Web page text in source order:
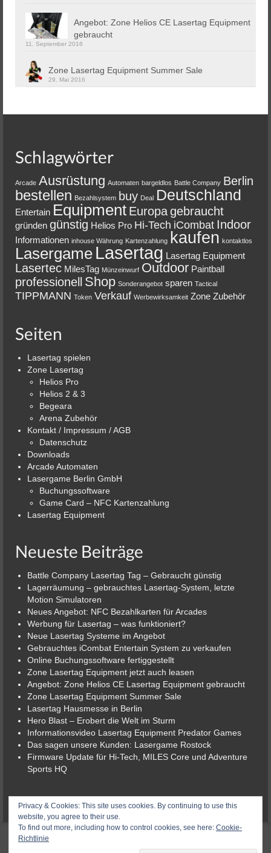
Angebot: Zone Helios CE Lasertag Equipment
gebraucht
11. September 2016
Zone Lasertag Equipment Summer Sale
29. Mai 2016
Schlagwörter
Arcade Ausrüstung Automaten bargeldlos Battle Company Berlin
bestellen Bezahlsystem buy Deal Deutschland
Entertain Equipment Europagebraucht
gründen günstig Helios Pro Hi-Tech iCombat Indoor
Informationen inhouse Währung Kartenzahlung kaufen kontaktlos
Lasergame Lasertag Lasertag Equipment
Lasertec MilesTag Münzeinwurf Outdoor Paintball
professionell Shop Sonderangebot sparen Tactical
TIPPMANN Token Verkauf Werbewirksamkeit Zone Zubehör
Seiten
Lasertag spielen
Zone Lasertag
Helios Pro
Helios 2 & 3
Begeara
Arena Zubehör
Kontakt / Impressum / AGB
Datenschutz
Downloads
Arcade Automaten
Lasergame Berlin GmbH
Buchungssoftware
Game Card – NFC Kartenzahlung
Lasertag Equipment
Neueste Beiträge
Battle Company Lasertag Tag – Gebraucht günstig
Lagerräumung – gebrauchtes Lasertag-System, letzte
Motion Simulatoren
Neues Angebot: NFC Bezahlkarten für Arcades
Werbung für Lasertag – was funktioniert?
Neue Lasertag Systeme im Angebot
Gebrauchtes iCombat Entertain System zu verkaufen
Online Buchungssoftware fertiggestellt
Zone Lasertag Equipment jetzt auch leasen
Angebot: Zone Helios CE Lasertag Equipment gebraucht
Zone Lasertag Equipment Summer Sale
Lasertag Hausmesse in Berlin
Hero Blast – Erobert die Welt im Sturm
Informationsvideo Lasertag Equipment Predator Games
Das sagen unsere Kunden: Lasergame Rostock
Firmware Update für Hi-Tech, MILES Core und Adventure
Sports HQ
Privacy & Cookies: This site uses cookies. By continuing to use this
website, you agree to their use.
To find out more, including how to control cookies, see here: Cookie-
Richtlinie